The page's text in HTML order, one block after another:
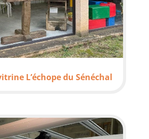
L’échope du Sénéchal